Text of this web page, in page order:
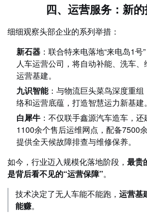
四、运营服务：新
细细观察头部企业的系列举措：
新石器 ：联合特来电落地“来电岛1
人车运营公司，将自动补能、洗车
运营基建。
九识智能：与物流巨头菜鸟深度重
络和运营底蕴，打造智慧运力新基建。
白犀牛 ：不仅联手鑫源汽车造车，
1100余个售后运维网点，配备7500
提供全天候故障排查与维修保养。
如今，行业迈入规模化落地阶段， 最贵
是背后看不见的“运营保障”。
技术决定了无人车能不能跑， 运营基
能赚。